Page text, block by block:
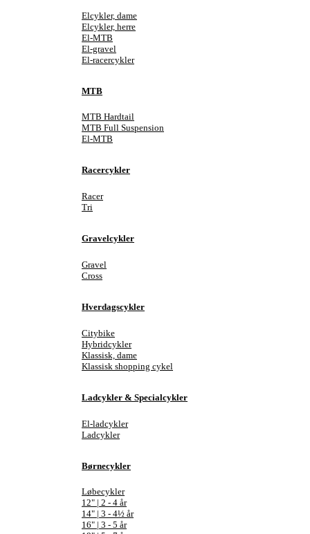
Elcykler, dame
Elcykler, herre
El-MTB
El-gravel
El-racercykler
MTB
MTB Hardtail
MTB Full Suspension
El-MTB
Racercykler
Racer
Tri
Gravelcykler
Gravel
Cross
Hverdagscykler
Citybike
Hybridcykler
Klassisk, dame
Klassisk shopping cykel
Ladcykler & Specialcykler
El-ladcykler
Ladcykler
Børnecykler
Løbecykler
12" | 2 - 4 år
14" | 3 - 4½ år
16" | 3 - 5 år